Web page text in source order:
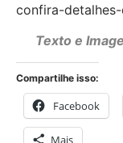
confira-
Texto e
Compartilhe isso:
Facebook
Mais